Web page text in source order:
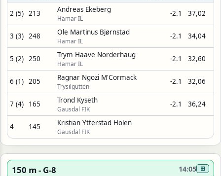
2 (5) 213 Andreas Ekeberg
Hamar IL
-2.1 37,02
3 (3) 248 Ole Martinus Bjørnstad
Hamar IL
-2.1 34,04
5 (2) 250 Trym Haave Norderhaug
Hamar IL
-2.1 32,60
6 (1) 205 Ragnar Ngozi M'Cormack
Trysilgutten
-2.1 32,06
7 (4) 165 Trond Kyseth
Gausdal FIK
-2.1 36,24
4 145 Kristian Ytterstad Holen
Gausdal FIK
150 m - G-8 14:05 ⊞